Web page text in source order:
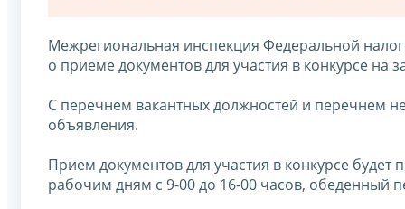
Межрегиональная инспекция Федеральной
о приеме документов для участия в конкурсе на
С перечнем вакантных должностей и перечнем
объявления.
Прием документов для участия в конкурсе будет
рабочим дням с 9-00 до 16-00 часов, обеденный